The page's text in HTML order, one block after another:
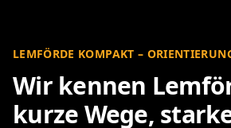
LEMFÖRDE KOMPAKT –
Wir kennen
kurze Wege,